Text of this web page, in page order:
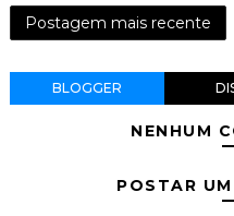
Postagem mais recente
BLOGGER
NENHUM
POSTAR